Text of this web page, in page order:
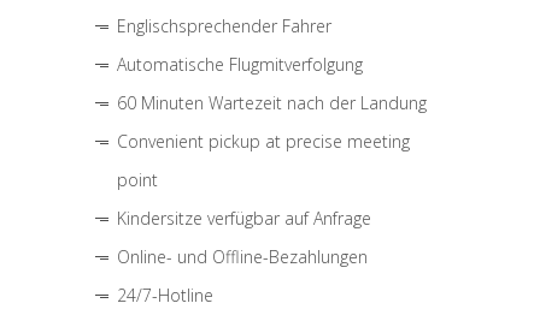
Englischsprechender Fahrer
Automatische Flugmitverfolgung
60 Minuten Wartezeit nach der Landung
Convenient pickup at precise meeting
point
Kindersitze verfügbar auf Anfrage
Online- und Offline-Bezahlungen
24/7-Hotline